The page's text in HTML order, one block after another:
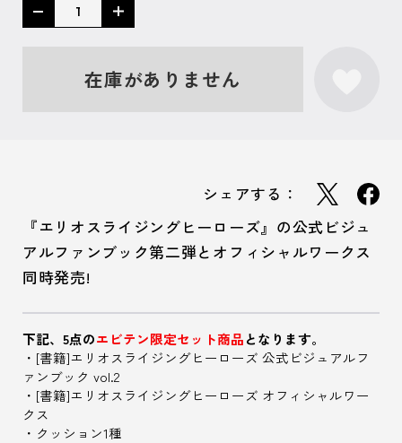
在庫がありません
シェアする：
『エリオスライジングヒーローズ』の公式ビジュ
アルファンブック第二弾とオフィシャルワークス
同時発売!
下記、5点のエビテン限定セット商品となります。
・[書籍]エリオスライジングヒーローズ 公式ビジュアルフ
ァンブック vol.2
・[書籍]エリオスライジングヒーローズ オフィシャルワー
クス
・クッション1種